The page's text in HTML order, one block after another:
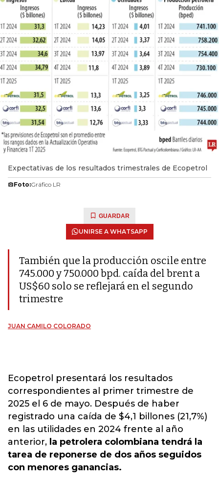
Expectativas de los resultados trimestrales de Ecopetrol
Foto:Gráfico LR
GUARDAR
UNIRSE A WHATSAPP
También que la producción oscile entre
745.000 y 750.000 bpd. caída del brent a
US$60 solo se reflejará en el segundo
trimestre
JUAN CAMILO COLORADO
Ecopetrol presentará los resultados
correspondientes al primer trimestre de
2025 el 6 de mayo. Después de haber
registrado una caída de $4,1 billones (21,7%)
en las utilidades en 2024 frente al año
anterior, la petrolera colombiana tendrá la
tarea de reponerse de dos años seguidos
con menores ganancias.